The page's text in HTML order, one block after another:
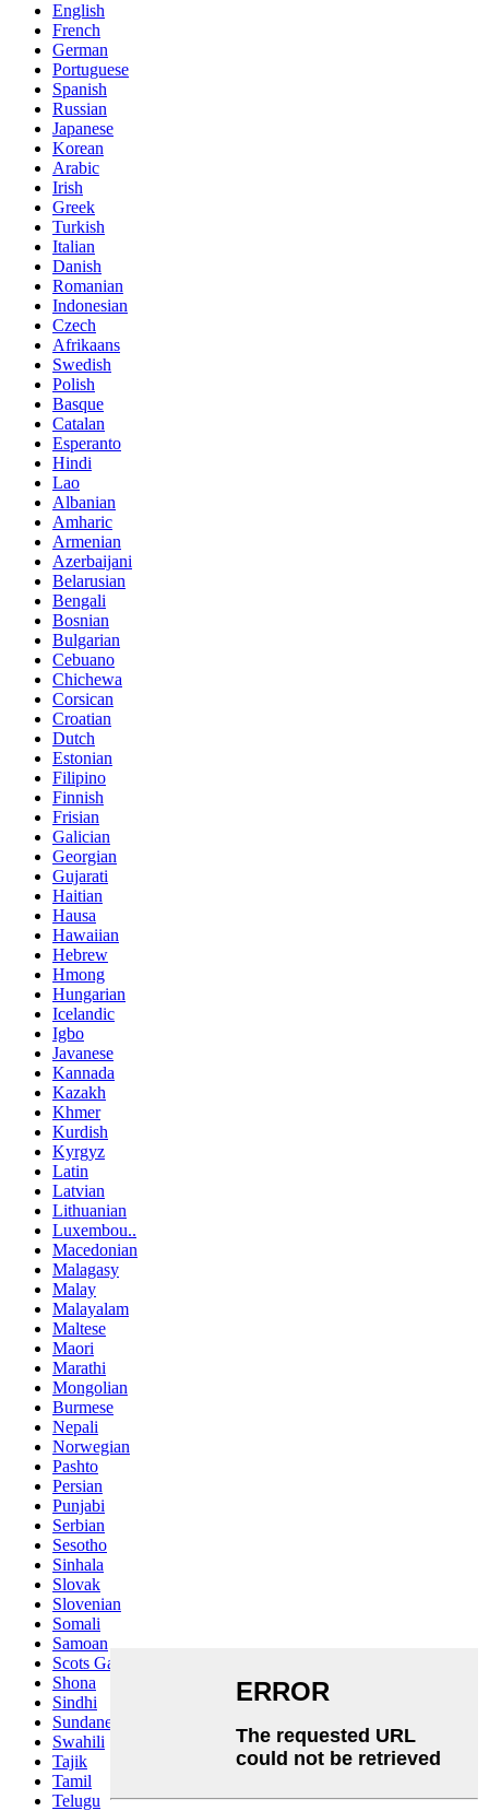
English
French
German
Portuguese
Spanish
Russian
Japanese
Korean
Arabic
Irish
Greek
Turkish
Italian
Danish
Romanian
Indonesian
Czech
Afrikaans
Swedish
Polish
Basque
Catalan
Esperanto
Hindi
Lao
Albanian
Amharic
Armenian
Azerbaijani
Belarusian
Bengali
Bosnian
Bulgarian
Cebuano
Chichewa
Corsican
Croatian
Dutch
Estonian
Filipino
Finnish
Frisian
Galician
Georgian
Gujarati
Haitian
Hausa
Hawaiian
Hebrew
Hmong
Hungarian
Icelandic
Igbo
Javanese
Kannada
Kazakh
Khmer
Kurdish
Kyrgyz
Latin
Latvian
Lithuanian
Luxembou..
Macedonian
Malagasy
Malay
Malayalam
Maltese
Maori
Marathi
Mongolian
Burmese
Nepali
Norwegian
Pashto
Persian
Punjabi
Serbian
Sesotho
Sinhala
Slovak
Slovenian
Somali
Samoan
Scots Gaelic
Shona
Sindhi
Sundanese
Swahili
Tajik
Tamil
Telugu